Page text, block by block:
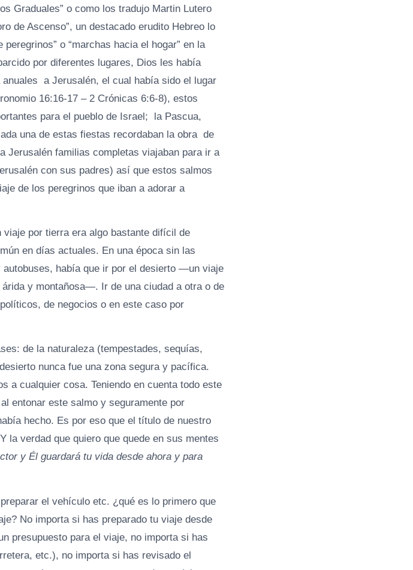
Graduales” o como los tradujo Martin Lutero
de Ascenso”, un destacado erudito Hebreo lo
o “marchas hacia el hogar” en la
por diferentes lugares, Dios les había
a Jerusalén, el cual había sido el lugar
16:16-17 – 2 Crónicas 6:6-8), estos
para el pueblo de Israel; la Pascua,
una de estas fiestas recordaban la obra de
Jerusalén familias completas viajaban para ir a
con sus padres) así que estos salmos
de los peregrinos que iban a adorar a
por tierra era algo bastante difícil de
en días actuales. En una época sin las
había que ir por el desierto —un viaje
y montañosa—. Ir de una ciudad a otra o de
de negocios o en este caso por
de la naturaleza (tempestades, sequías,
nunca fue una zona segura y pacífica.
a cualquier cosa. Teniendo en cuenta todo este
entonar este salmo y seguramente por
hecho. Es por eso que el título de nuestro
la verdad que quiero que quede en sus mentes
y Él guardará tu vida desde ahora y para
el vehículo etc. ¿qué es lo primero que
No importa si has preparado tu viaje desde
presupuesto para el viaje, no importa si has
etc.), no importa si has revisado el